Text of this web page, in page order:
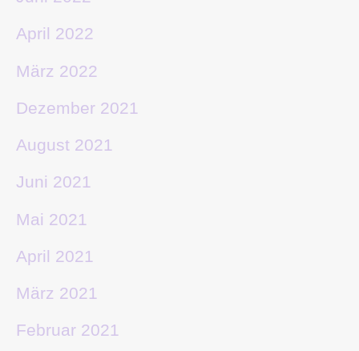
April 2022
März 2022
Dezember 2021
August 2021
Juni 2021
Mai 2021
April 2021
März 2021
Februar 2021